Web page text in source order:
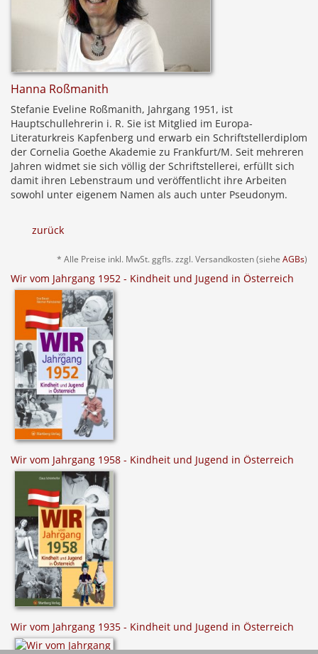
Hanna Roßmanith
Stefanie Eveline Roßmanith, Jahrgang 1951, ist
Hauptschullehrerin i. R. Sie ist Mitglied im Europa-
Literaturkreis Kapfenberg und erwarb ein Schriftstellerdiplom
der Cornelia Goethe Akademie zu Frankfurt/M. Seit mehreren
Jahren widmet sie sich völlig der Schriftstellerei, erfüllt sich
damit ihren Lebenstraum und veröffentlicht ihre Arbeiten
sowohl unter eigenem Namen als auch unter Pseudonym.
zurück
* Alle Preise inkl. MwSt. ggfls. zzgl. Versandkosten (siehe AGBs)
Wir vom Jahrgang 1952 - Kindheit und Jugend in Österreich
Wir vom Jahrgang 1958 - Kindheit und Jugend in Österreich
Wir vom Jahrgang 1935 - Kindheit und Jugend in Österreich